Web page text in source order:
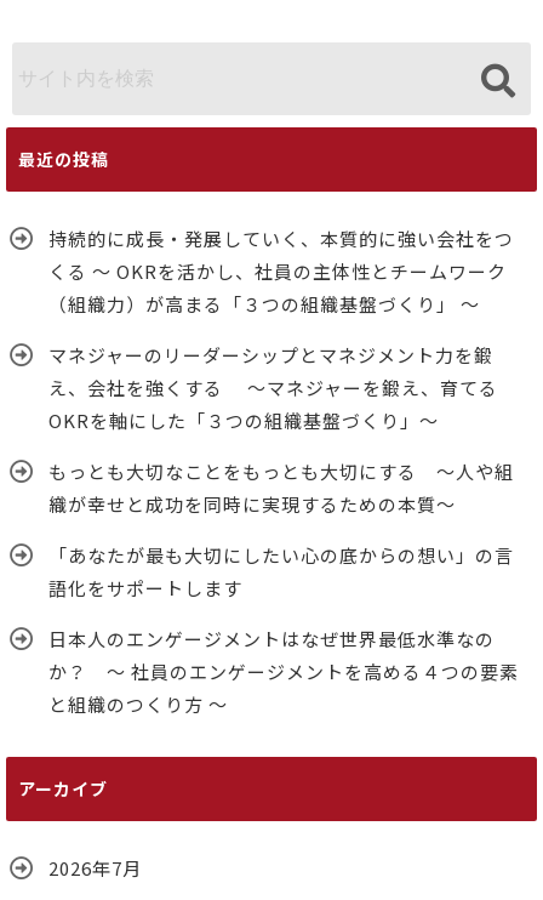
最近の投稿
持続的に成長・発展していく、本質的に強い会社をつ
くる ～ OKRを活かし、社員の主体性とチームワーク
（組織力）が高まる「３つの組織基盤づくり」 ～
マネジャーのリーダーシップとマネジメント力を鍛
え、会社を強くする ～マネジャーを鍛え、育てる
OKRを軸にした「３つの組織基盤づくり」～
もっとも大切なことをもっとも大切にする ～人や組
織が幸せと成功を同時に実現するための本質～
「あなたが最も大切にしたい心の底からの想い」の言
語化をサポートします
日本人のエンゲージメントはなぜ世界最低水準なの
か？ ～ 社員のエンゲージメントを高める４つの要素
と組織のつくり方 ～
アーカイブ
2026年7月